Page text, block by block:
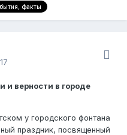
факты
и верности в городе
у городского фонтана
праздник, посвященный